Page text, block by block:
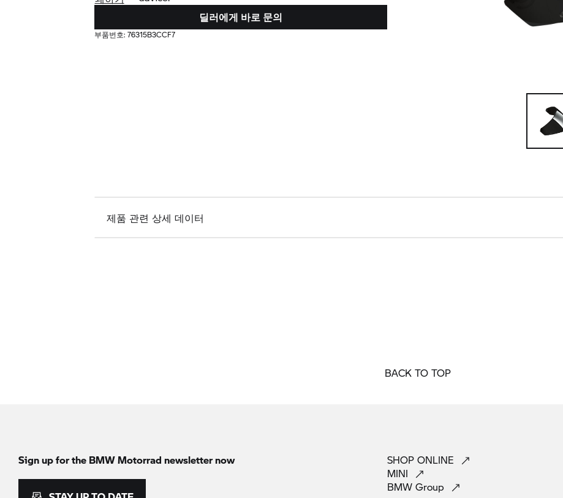
딜러에게 바로 문의
부품번호:76315B3CCF7
제품 관련 상세 데이터
BACK TO TOP
Sign up for the BMW Motorrad newsletter now SHOP ONLINE
MINI
BMW Group